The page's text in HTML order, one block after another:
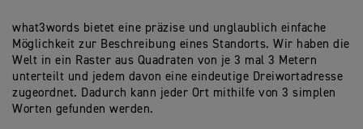
what3words bietet eine präzise und unglaublich einfache
Möglichkeit zur Beschreibung eines Standorts. Wir haben die
Welt in ein Raster aus Quadraten von je 3 mal 3 Metern
unterteilt und jedem davon eine eindeutige Dreiwortadresse
zugeordnet. Dadurch kann jeder Ort mithilfe von 3 simplen
Worten gefunden werden.